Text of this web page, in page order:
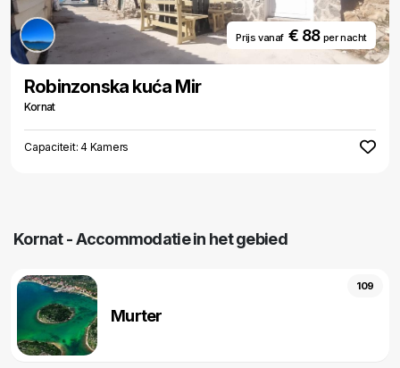
Prijs vanaf€ 88 per nacht
Robinzonska kuća Mir
Kornat
Capaciteit: 4 Kamers
Kornat - Accommodatie in het gebied
Murter
109